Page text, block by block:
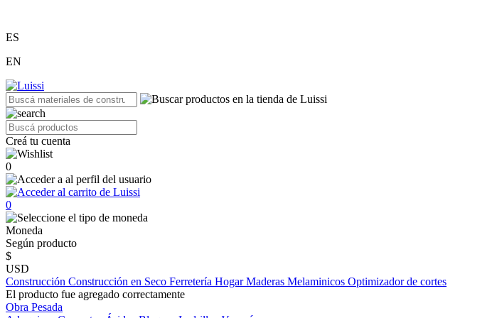
ES
EN
Creá tu cuenta
0
0
Moneda
Según producto
$
USD
Construcción Construcción en Seco Ferretería HogarMaderas Melaminicos Optimizador de cortes
El producto fue agregado correctamente
Obra Pesada